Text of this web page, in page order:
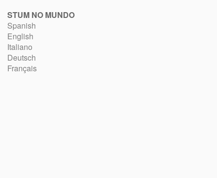
STUM NO MUNDO
Spanish
English
Italiano
Deutsch
Français